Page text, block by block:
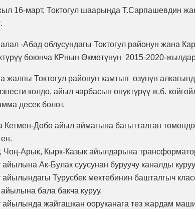
16-март, Токтогул шаарында Т.Сарпашевдин
-Абад облусундагы Токтогул районун жана
боюнча КРнын Өкмөтүнүн 2015-2020-
жалпы Токтогул районун камтып өзүнүн
колдо, айыл чарбасын өнүктүрүү ж.б.
десек болот.
Кетмен-Дөбө айыл аймагына багытталган
Чоң-Арык, Кырк-Казык айылдарына
Ак-Булак суусунан буруучу каналды
Турусбек мектебинин башталгыч
бала бакча куруу.
жайгашкан ооруканага тез жардам